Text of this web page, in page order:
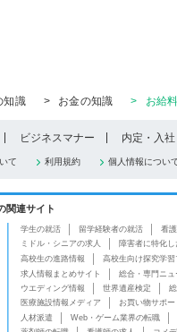
知識 > お金の知識 > お給
ビジネスマナー 内定・入社
て 利用規約 個人情報につい
関連サイト
学生の就活 留学経験者の就活 看
ミドル・シニアの求人
障害者に特化
高校生の進路情報
高校生向け探究学
求人情報まとめサイト 総合・専門ニュ
ウエディング情報
世界遺産検定
医療施設情報メディア
お買い物サポー
人材派遣 Web・ゲーム業界の転職